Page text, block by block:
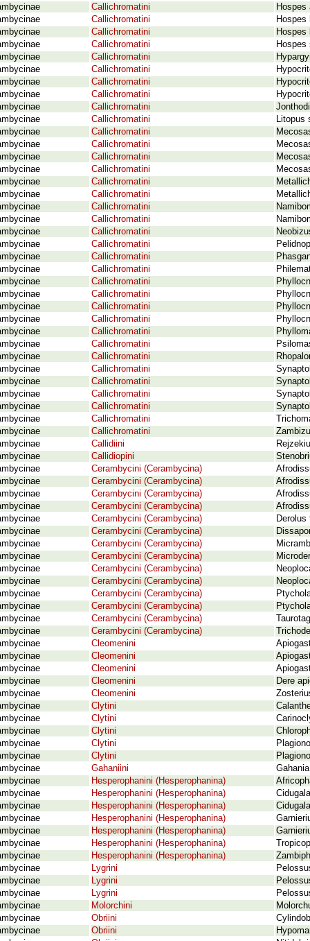
Callichromatini
Hospes
Callichromatini
Hospes
Callichromatini
Hospes
Callichromatini
Hospes
Callichromatini
Callichromatini
Callichromatini
Callichromatini
Callichromatini
Callichromatini
Litopus
Callichromatini
Callichromatini
Callichromatini
Callichromatini
Callichromatini
Callichromatini
Callichromatini
Callichromatini
Callichromatini
Callichromatini
Callichromatini
Callichromatini
Callichromatini
Callichromatini
Callichromatini
Callichromatini
Callichromatini
Callichromatini
Callichromatini
Callichromatini
Callichromatini
Callichromatini
Callichromatini
Callichromatini
Callichromatini
Callidiini
Callidiopini
Cerambycini (Cerambycina)
Cerambycini (Cerambycina)
Cerambycini (Cerambycina)
Cerambycini (Cerambycina)
Cerambycini (Cerambycina)
Derolus
Cerambycini (Cerambycina)
Cerambycini (Cerambycina)
Cerambycini (Cerambycina)
Cerambycini (Cerambycina)
Cerambycini (Cerambycina)
Cerambycini (Cerambycina)
Cerambycini (Cerambycina)
Cerambycini (Cerambycina)
Cerambycini (Cerambycina)
Cleomenini
Cleomenini
Cleomenini
Cleomenini
Dere
Cleomenini
Clytini
Clytini
Clytini
Clytini
Clytini
Gahaniini
Hesperophanini (Hesperophanina)
Hesperophanini (Hesperophanina)
Hesperophanini (Hesperophanina)
Hesperophanini (Hesperophanina)
Hesperophanini (Hesperophanina)
Hesperophanini (Hesperophanina)
Hesperophanini (Hesperophanina)
Lygrini
Lygrini
Lygrini
Molorchini
Obriini
Obriini